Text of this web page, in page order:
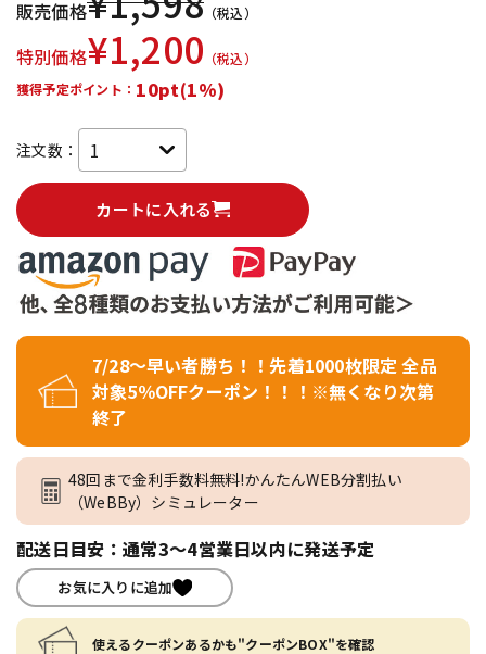
販売価格 （税込）
特別価格¥1,200 （税込）
獲得予定ポイント： 10pt(1%)
注文数：
カートに入れる
7/28～早い者勝ち！！先着1000枚限定 全品
対象5％OFFクーポン！！！※無くなり次第
終了
48回まで金利手数料無料!かんたんWEB分割払い
（WeBBy）シミュレーター
配送日目安：通常3～4営業日以内に発送予定
お気に入りに追加
使えるクーポンあるかも"クーポンBOX"を確認